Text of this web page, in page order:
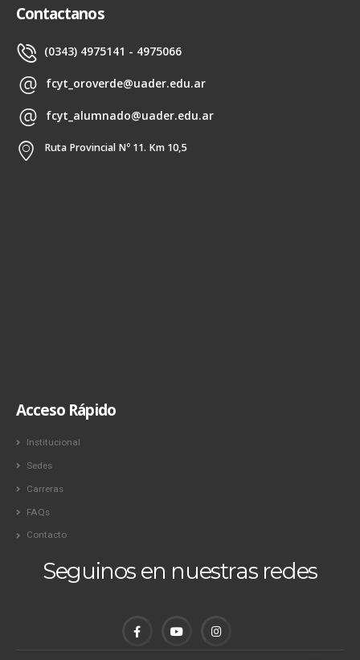
Contactanos
(0343) 4975141 - 4975066
fcyt_oroverde@uader.edu.ar
fcyt_alumnado@uader.edu.ar
Ruta Provincial Nº 11. Km 10,5
Acceso Rápido
Institucional
Sedes
Carreras
FAQs
Contacto
Seguinos en nuestras redes